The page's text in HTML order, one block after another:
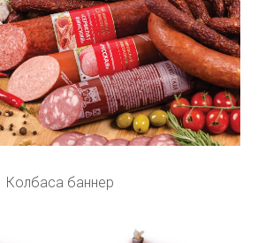
Колбаса баннер